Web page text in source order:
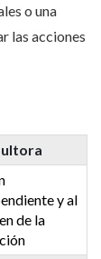
o una
las acciones
y al
de la